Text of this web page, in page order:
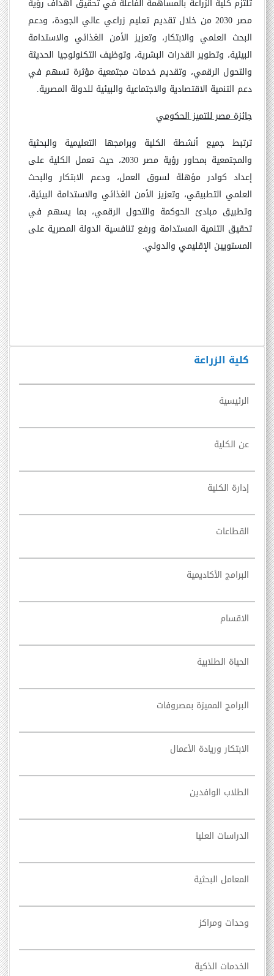
كلية الزراعة
الرئيسية
عن الكلية
إدارة الكلية
القطاعات
البرامج الأكاديمية
الاقسام
الحياة الطلابية
البرامج المميزة بمصروفات
الابتكار وريادة الأعمال
الطلاب الوافدين
الدراسات العليا
المعامل البحثية
وحدات ومراكز
الخدمات الذكية
تلتزم كلية الزراعة بالمساهمة الفاعلة في تحقيق أهداف رؤية
مصر 2030 من خلال تقديم تعليم زراعي عالي الجودة، ودعم
البحث العلمي والابتكار، وتعزيز الأمن الغذائي والاستدامة
البيئية، وتطوير القدرات البشرية، وتوظيف التكنولوجيا الحديثة
والتحول الرقمي، وتقديم خدمات مجتمعية مؤثرة تسهم في
دعم التنمية الاقتصادية والاجتماعية والبيئية للدولة المصرية.
جائزة مصر للتميز الحكومي
ترتبط جميع أنشطة الكلية وبرامجها التعليمية والبحثية
والمجتمعية بمحاور رؤية مصر 2030، حيث تعمل الكلية على
إعداد كوادر مؤهلة لسوق العمل، ودعم الابتكار والبحث
العلمي التطبيقي، وتعزيز الأمن الغذائي والاستدامة البيئية،
وتطبيق مبادئ الحوكمة والتحول الرقمي، بما يسهم في
تحقيق التنمية المستدامة ورفع تنافسية الدولة المصرية على
المستويين الإقليمي والدولي.